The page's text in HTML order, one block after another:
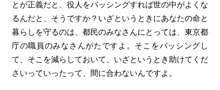
とが正義だと、役人をバッシングすれば世の中がよくな
るんだと、そうですか？いざというときにあなたの命と
暮らしを守るのは、都民のみなさんにとっては、東京都
庁の職員のみなさんがたですよ。そこをバッシングし
て、そこを減らしておいて、いざというとき助けてくだ
さいっていったって、間に合わないんですよ。